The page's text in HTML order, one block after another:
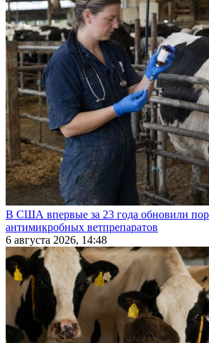
В США впервые за 23 года обновили
антимикробных ветпрепаратов
6 августа 2026, 14:48